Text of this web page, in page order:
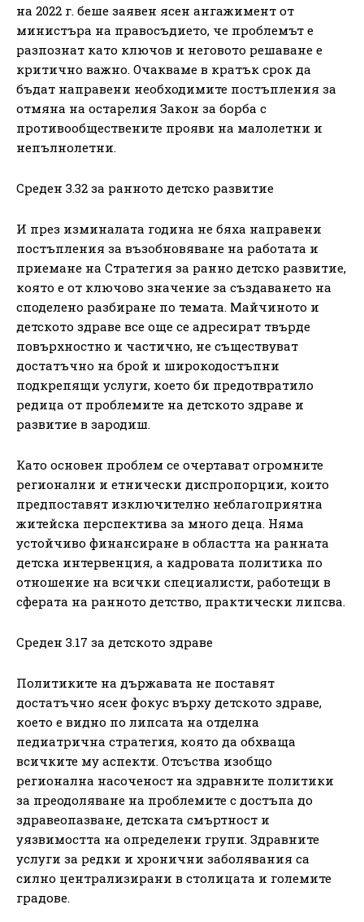
на 2022 г. беше заявен ясен ангажимент от
министъра на правосъдието, че проблемът е
разпознат като ключов и неговото решаване е
критично важно. Очакваме в кратък срок да
бъдат направени необходимите постъпления за
отмяна на остарелия Закон за борба с
противообществените прояви на малолетни и
непълнолетни.
Среден 3.32 за ранното детско развитие
И през изминалата година не бяха направени
постъпления за възобновяване на работата и
приемане на Стратегия за ранно детско развитие,
която е от ключово значение за създаването на
споделено разбиране по темата. Майчиното и
детското здраве все още се адресират твърде
повърхностно и частично, не съществуват
достатъчно на брой и широкодостъпни
подкрепящи услуги, което би предотвратило
редица от проблемите на детското здраве и
развитие в зародиш.
Като основен проблем се очертават огромните
регионални и етнически диспропорции, които
предпоставят изключително неблагоприятна
житейска перспектива за много деца. Няма
устойчиво финансиране в областта на ранната
детска интервенция, а кадровата политика по
отношение на всички специалисти, работещи в
сферата на ранното детство, практически липсва.
Среден 3.17 за детското здраве
Политиките на държавата не поставят
достатъчно ясен фокус върху детското здраве,
което е видно по липсата на отделна
педиатрична стратегия, която да обхваща
всичките му аспекти. Отсъства изобщо
регионална насоченост на здравните политики
за преодоляване на проблемите с достъпа до
здравеопазване, детската смъртност и
уязвимостта на определени групи. Здравните
услуги за редки и хронични заболявания са
силно централизирани в столицата и големите
градове.